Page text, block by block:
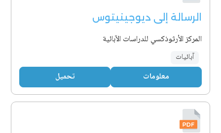
الرسالة إلى ديوجينيتوس
المركز الأرثوذكسي للدراسات الآبائية
آبائيات
معلومات تحميل